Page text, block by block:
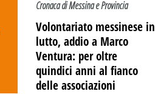
Cronaca di Messina e Provincia
Volontariato messinese in
lutto, addio a Marco
Ventura: per oltre
quindici anni al fianco
delle associazioni